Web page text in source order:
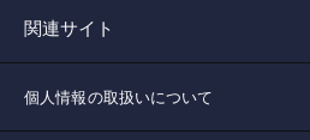
関連サイト
個人情報の取扱いについて